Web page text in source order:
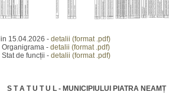
15.04.2026 - detalii (format .pdf)
Organigrama - detalii (format .pdf)
de funcții - detalii (format .pdf)
S T A T U T U L - MUNICIPIULUI PIATRA NEAMȚ